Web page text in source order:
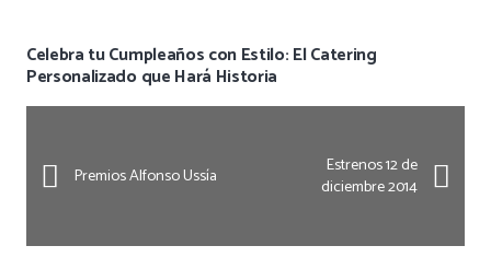
Celebra tu Cumpleaños con Estilo: El Catering
Personalizado que Hará Historia
Premios Alfonso Ussía
Estrenos 12 de
diciembre 2014